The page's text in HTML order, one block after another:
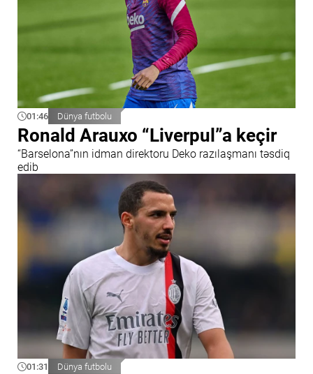
01:46 Dünya futbolu
Ronald Arauxo “Liverpul”a keçir
“Barselona”nın idman direktoru Deko razılaşmanı təsdiq
edib
01:31 Dünya futbolu